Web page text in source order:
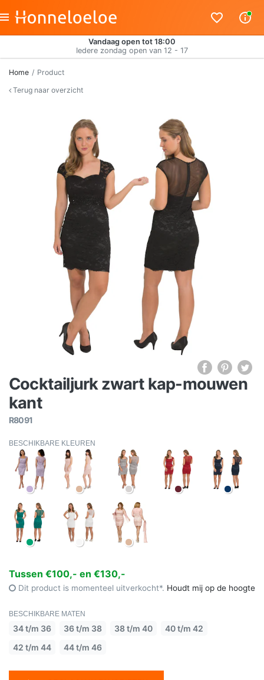
Vandaag open tot 18:00
Iedere zondag open van 12 - 17
Home
Product
Terug naar overzicht
Cocktailjurk zwart kap-mouwen
kant
R8091
BESCHIKBARE KLEUREN
Tussen €100,- en €130,-
Dit product is momenteel uitverkocht*. Houdt mij op de hoogte
BESCHIKBARE MATEN
34 t/m 36 36 t/m 38 38 t/m 40
40 t/m 42
42 t/m 44
44 t/m 46